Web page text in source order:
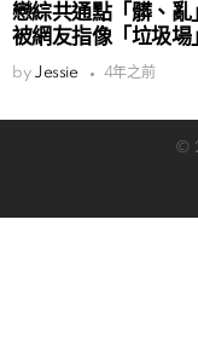
戀綜共通點「髒、亂
被網友指像「垃圾場
by Jessie 4年之前
©